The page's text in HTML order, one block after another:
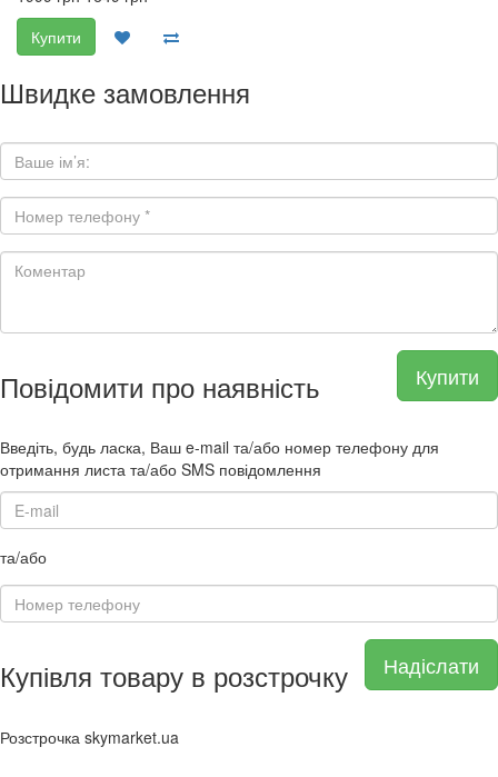
Купити
Швидке замовлення
Купити
Повідомити про наявність
Введіть, будь ласка, Ваш e-mail та/або номер телефону для
отримання листа та/або SMS повідомлення
та/або
Надіслати
Купівля товару в розстрочку
Розстрочка skymarket.ua